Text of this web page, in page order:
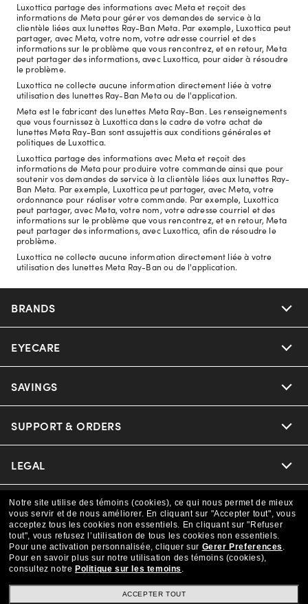
Luxottica partage des informations avec Meta et reçoit des
informations de Meta pour gérer vos demandes de service à la
clientèle liées aux lunettes Ray-Ban Meta. Par exemple, Luxottica peut
partager, avec Meta, votre nom, votre adresse courriel et des
informations sur le problème que vous rencontrez, et en retour, Meta
peut partager des informations, avec Luxottica, pour aider à résoudre
le problème.
Luxottica ne collecte aucune information directement liée à votre
utilisation des lunettes Ray-Ban Meta ou de l'application.
Meta est le fabricant des lunettes Meta Ray-Ban. Les renseignements
que vous fournissez à Luxottica dans le cadre de votre achat de
lunettes Meta Ray-Ban sont assujettis aux conditions générales et
politiques de Luxottica.
Luxottica partage des informations avec Meta et reçoit des
informations de Meta pour produire votre commande ainsi que pour
soutenir vos demandes de service à la clientèle liées aux lunettes Ray-
Ban Meta. Par exemple, Luxottica peut partager, avec Meta, votre
ordonnance pour réaliser votre commande. Par exemple, Luxottica
peut partager, avec Meta, votre nom, votre adresse courriel et des
informations sur le problème que vous rencontrez, et en retour, Meta
peut partager des informations, avec Luxottica, afin de résoudre le
problème.
Luxottica ne collecte aucune information directement liée à votre
utilisation des lunettes Meta Ray-Ban ou de l'application.
BRANDS
Nuance Audio
Ray-Ban
Oakley
Coach
Michael Kors
Prada
EYECARE
Our Eyeglasses
Our Sunglasses
Ray-Ban | Meta
Oakley Meta
Eyewear Trends
Our Lenses
SAVINGS
Offers & Discount
Insurance
CAA Members
SUPPORT & ORDERS
Help Center
Online Order Status
Shipping & Returns
Frame Advisor
LEGAL
Privacy Policy
Terms & Conditions
Independent Doctor's Notice
COMPANY INFO
About us
CANADA (Français)
We guarantee every transaction is 100% secure
Notre site utilise des témoins (cookies), ce qui nous permet de mieux
vous servir et de nous améliorer. En cliquant sur "Accepter tout", vous
acceptez tous les cookies non essentiels. En cliquant sur "Refuser
tout", vous refusez l’utilisation de tous les cookies non essentiels.
Pour une activation personnalisée, cliquer sur Gerer Preferences .
Pour en savoir plus sur notre utilisation des témoins (cookies),
consultez notre Politique sur les temoins .
ACCEPTER TOUT